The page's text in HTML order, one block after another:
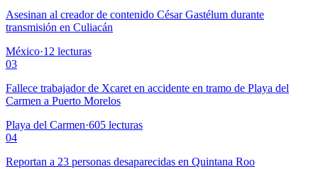
Asesinan al creador de contenido César Gastélum durante
transmisión en Culiacán
México·12 lecturas
03
Fallece trabajador de Xcaret en accidente en tramo de Playa del
Carmen a Puerto Morelos
Playa del Carmen·605 lecturas
04
Reportan a 23 personas desaparecidas en Quintana Roo